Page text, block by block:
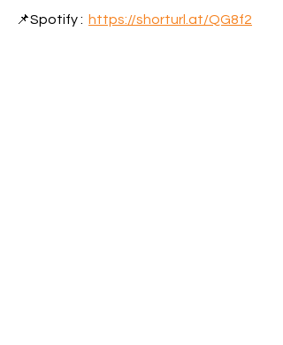
📌Spotify : https://shorturl.at/QG8f2